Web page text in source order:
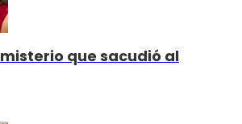
misterio que sacudió al